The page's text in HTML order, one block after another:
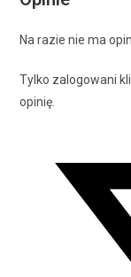
Na razie nie ma
Tylko zalogowani
opinię.